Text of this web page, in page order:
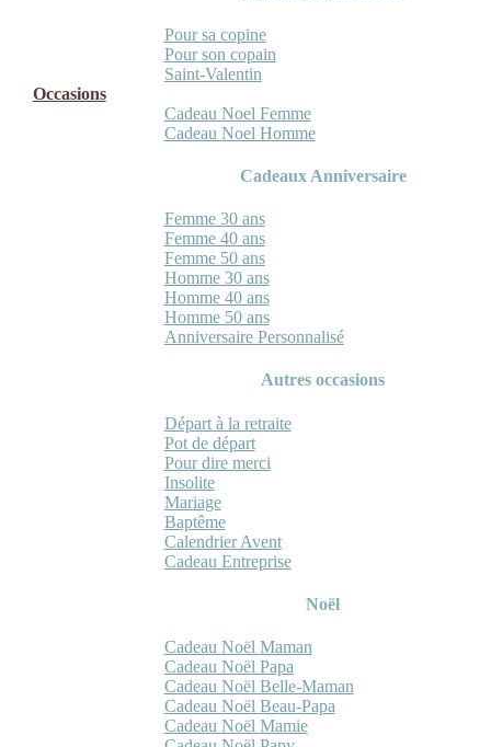
Pour sa copine
Pour son copain
Saint-Valentin
Occasions
Cadeau Noel Femme
Cadeau Noel Homme
Cadeaux Anniversaire
Femme 30 ans
Femme 40 ans
Femme 50 ans
Homme 30 ans
Homme 40 ans
Homme 50 ans
Anniversaire Personnalisé
Autres occasions
Départ à la retraite
Pot de départ
Pour dire merci
Insolite
Mariage
Baptême
Calendrier Avent
Cadeau Entreprise
Noël
Cadeau Noël Maman
Cadeau Noël Papa
Cadeau Noël Belle-Maman
Cadeau Noël Beau-Papa
Cadeau Noël Mamie